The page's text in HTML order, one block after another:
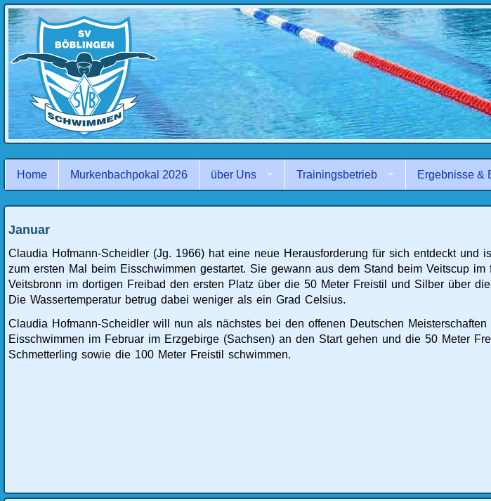
Navigation
überspringen
Home Murkenbachpokal 2026 über Uns Trainingsbetrieb Ergebnisse &
Januar
Claudia Hofmann-Scheidler (Jg. 1966) hat eine neue Herausforderung für sich entdeckt und
zum ersten Mal beim Eisschwimmen gestartet. Sie gewann aus dem Stand beim Veitscup im
Veitsbronn im dortigen Freibad den ersten Platz über die 50 Meter Freistil und Silber über
Die Wassertemperatur betrug dabei weniger als ein Grad Celsius.
Claudia Hofmann-Scheidler will nun als nächstes bei den offenen Deutschen Meisterschaften
Eisschwimmen im Februar im Erzgebirge (Sachsen) an den Start gehen und die 50 Meter
Schmetterling sowie die 100 Meter Freistil schwimmen.